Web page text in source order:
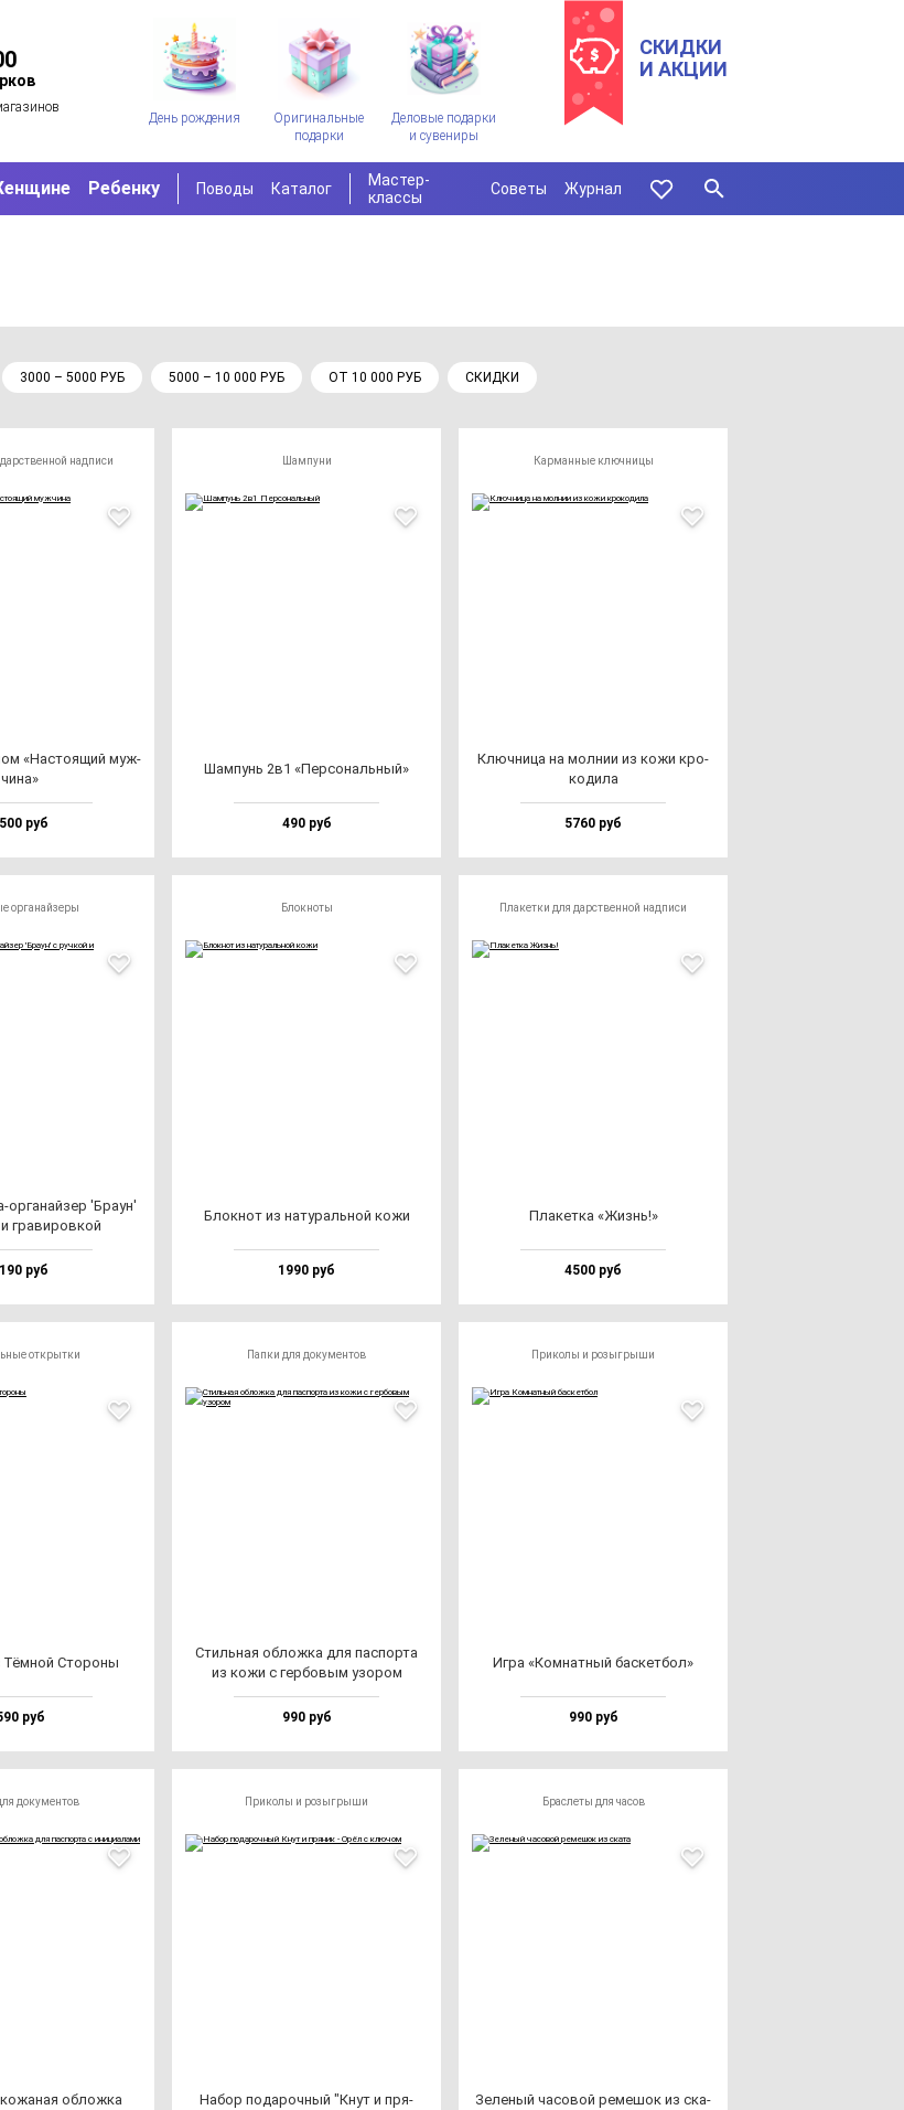
День рождения
Оригинальные
подарки
Деловые подарки
и сувениры
СКИДКИ
И АКЦИИ
Ребенку Поводы Каталог
Мастер-
классы
Советы Журнал
3000 – 5000 РУБ 5000 – 10 000 РУБ ОТ 10 000 РУБ СКИДКИ
дарственной надписи
«Нас­то­ящий муж­
чи­на»
руб
Шампуни
Шам­пунь 2в1 «Пер­со­наль­ный»
490 руб
Карманные ключницы
Ключ­ни­ца на мол­нии из ко­жи кро­
ко­ди­ла
5760 руб
органайзеры
ор­га­най­зер 'Бра­ун'
гра­ви­ров­кой
руб
Блокноты
Блок­нот из на­ту­раль­ной ко­жи
1990 руб
Плакетки для дарственной надписи
Пла­кет­ка «Жизнь!»
4500 руб
открытки
Тём­ной Сто­ро­ны
руб
Папки для документов
Стиль­ная об­лож­ка для пас­пор­та
из ко­жи с гер­бо­вым узо­ром
990 руб
Приколы и розыгрыши
Игра «Ком­нат­ный бас­кет­бол»
990 руб
документов
об­лож­ка
Приколы и розыгрыши
Набор по­да­роч­ный "Кнут и пря­
Браслеты для часов
Зеле­ный ча­со­вой ре­ме­шок из ска­